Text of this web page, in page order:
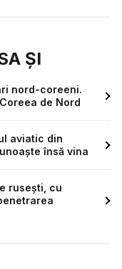
ȘI
nord-coreeni.
de Nord
aviatic din
însă vina
rusești, cu